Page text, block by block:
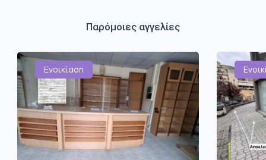
Παρόμοιες αγγελίες
Ενοικίαση